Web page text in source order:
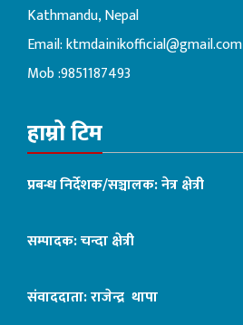
Kathmandu, Nepal
Email:ktmdainikofficial@gmail.com
Mob :9851187493
हाम्रो टिम
प्रबन्ध निर्देशक/सञ्चालक: नेत्र क्षेत्री
सम्पादक: चन्दा क्षेत्री
संवाददाता: राजेन्द्र थापा